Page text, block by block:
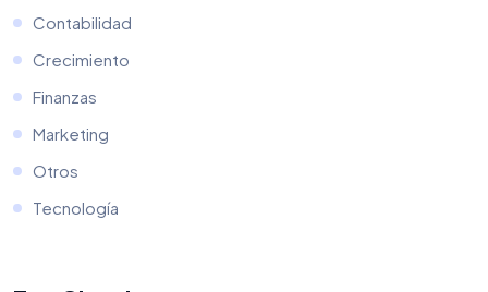
Contabilidad
Crecimiento
Finanzas
Marketing
Otros
Tecnología